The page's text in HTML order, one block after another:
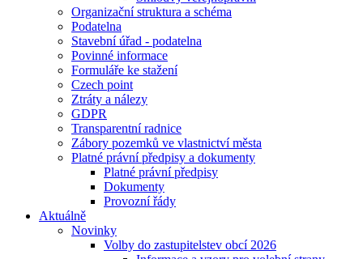
Organizační struktura a schéma
Podatelna
Stavební úřad - podatelna
Povinné informace
Formuláře ke stažení
Czech point
Ztráty a nálezy
GDPR
Transparentní radnice
Zábory pozemků ve vlastnictví města
Platné právní předpisy a dokumenty
Platné právní předpisy
Dokumenty
Provozní řády
Aktuálně
Novinky
Volby do zastupitelstev obcí 2026